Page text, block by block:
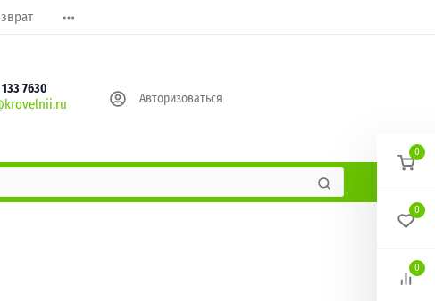
7630
Авторизоваться
0
0
0